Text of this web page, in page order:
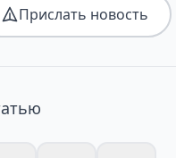
Прислать новость